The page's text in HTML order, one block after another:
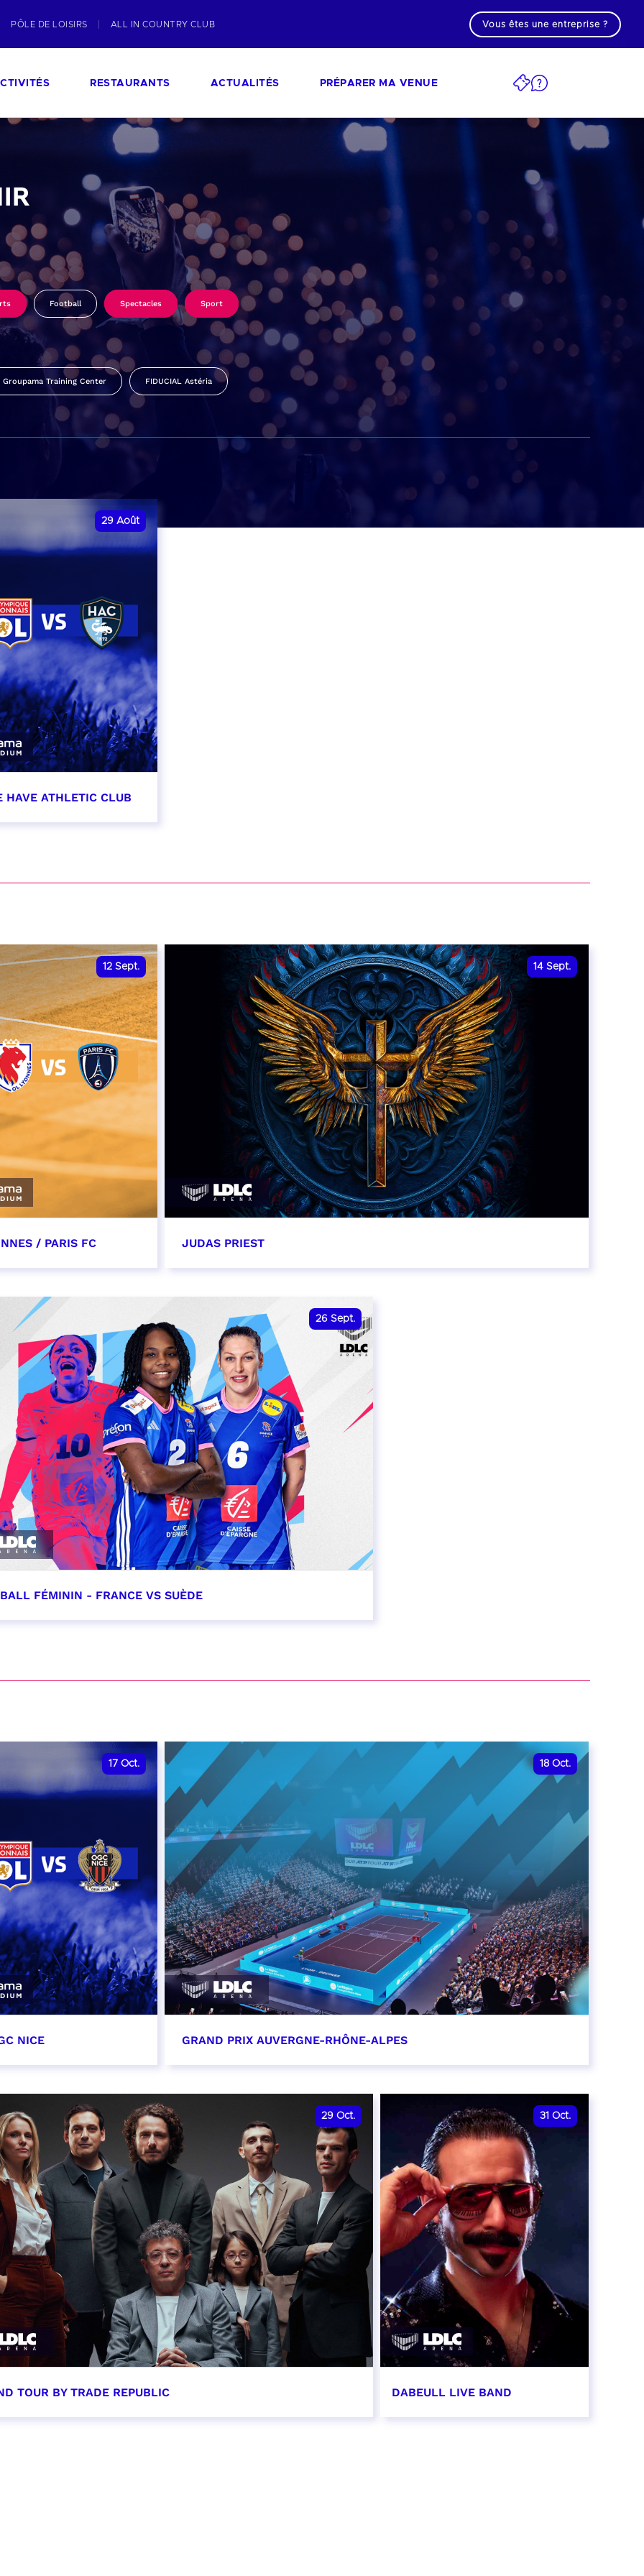
PÔLE DE LOISIRS ALL IN COUNTRY CLUB Vous êtes une entreprise ?
RESTAURANTS ACTUALITÉS PRÉPARER MA VENUE
Football Spectacles Sport
Groupama Training Center FIDUCIAL Astéria
29 Août
HAVE ATHLETIC CLUB
12 Sept.
/ PARIS FC
14 Sept.
JUDAS PRIEST
26 Sept.
FÉMININ - FRANCE VS SUÈDE
17 Oct.
NICE
heure à confirmer
18 Oct.
GRAND PRIX AUVERGNE-RHÔNE-ALPES
29 Oct.
TOUR BY TRADE REPUBLIC
31 Oct.
DABEULL LIVE BAND